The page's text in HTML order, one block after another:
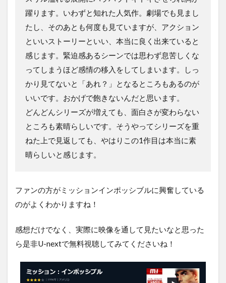
躍ります。いわずと知れた人気作。劇場でも見まし
たし、そのあとも何度も見ていますが、アクション
といいストーリーといい、本当に良く出来ていると
感じます。緊迫感あるシーンでは思わず息苦しくな
ってしまうほど感情の移入をしてしまいます。しっ
かり見てないと「あれ？」となるところもあるのが
いいです。おかげで飽きないんだと思います。
どんどんシリーズが増えても、面白さが変わらない
ところも素晴らしいです。そうやってシリーズを重
ねた上で見返しても、やはりこの1作目は本当に素
晴らしいと感じます。
ファンの方がミッションインポッシブルに興奮している
のがよくわかりますね！
感想だけでなく、実際に映像を通して見たいなと思った
ら是非U-nextで無料視聴してみてくださいね！